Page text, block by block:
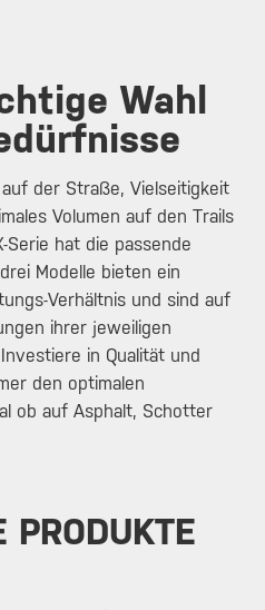
Wahl
der Straße, Vielseitigkeit
Volumen auf den Trails
Serie hat die passende
Modelle bieten ein
Verhältnis und sind auf
ihrer jeweiligen
in Qualität und
den optimalen
ob auf Asphalt, Schotter
PRODUKTE